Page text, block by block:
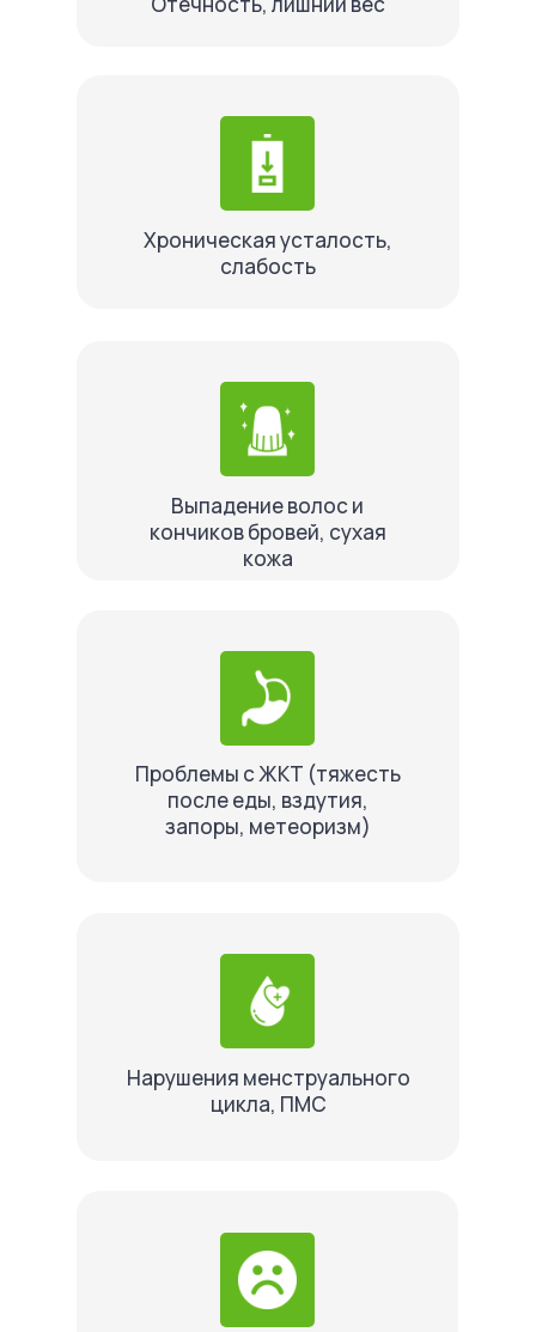
Хроническая усталость,
слабость
Выпадение волос и
кончиков бровей, сухая
кожа
Проблемы с ЖКТ (тяжесть
после еды, вздутия,
запоры, метеоризм)
Нарушения менструального
цикла, ПМС